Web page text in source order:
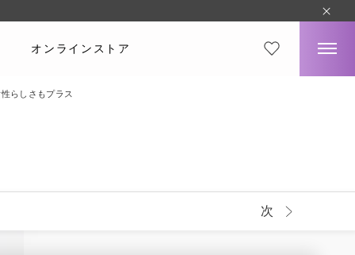
オンラインストア
らしさもプラス
次